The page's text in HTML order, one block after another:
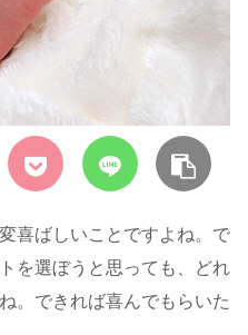
喜ばしいことですよね。で
を選ぼうと思っても、どれ
。できれば喜んでもらいた